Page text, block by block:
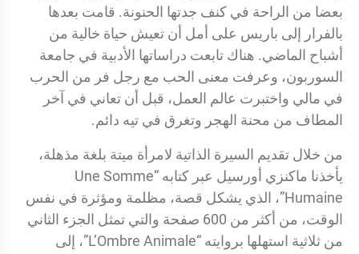
بعضا من الراحة في كنف جدتها الحنونة. قامت بعدها
بالفرار إلى باريس على أمل أن تعيش حياة خالية من
أشباح الماضي. هناك تابعت دراساتها الأدبية في جامعة
السوربون، وعرفت معنى الحب مع رجل فر من الحرب
في مالي واختبرت عالم العمل، قبل أن تعاني في آخر
المطاف من محنة الهجر وتغرق في تيه دائم.
من خلال تقديم السيرة الذاتية لامرأة ميتة بلغة مذهلة،
يأخذنا ماكنزي أورسيل عبر كتابه “Une Somme
Humaine”، الذي يشكل قصة، مظلمة ومؤثرة في نفس
الوقت، من أكثر من 600 صفحة والتي تمثل الجزء الثاني
من ثلاثية استهلها بروايته “L’Ombre Animale”، إلى